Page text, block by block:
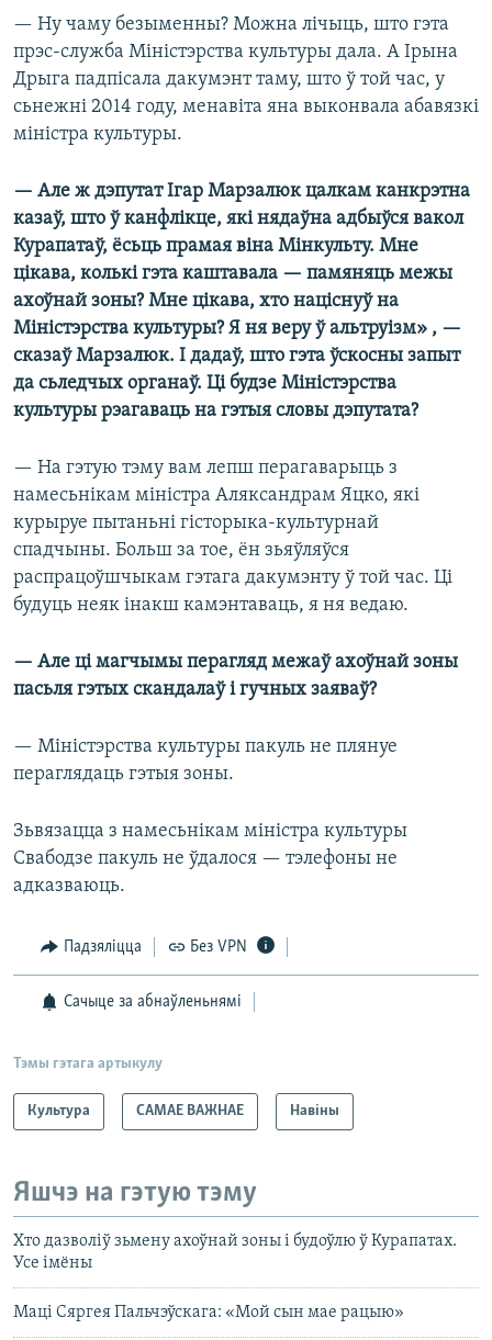
— Ну чаму безыменны? Можна лічыць, што гэта
прэс-служба Міністэрства культуры дала. А Ірына
Дрыга падпісала дакумэнт таму, што ў той час, у
сьнежні 2014 году, менавіта яна выконвала абавязкі
міністра культуры.
— Але ж дэпутат Ігар Марзалюк цалкам канкрэтна
казаў, што ў канфлікце, які нядаўна адбыўся вакол
Курапатаў, ёсьць прамая віна Мінкульту. Мне
цікава, колькі гэта каштавала — памяняць межы
ахоўнай зоны? Мне цікава, хто націснуў на
Міністэрства культуры? Я ня веру ў альтруізм» , —
сказаў Марзалюк. І дадаў, што гэта ўскосны запыт
да сьледчых органаў. Ці будзе Міністэрства
культуры рэагаваць на гэтыя словы дэпутата?
— На гэтую тэму вам лепш перагаварыць з
намесьнікам міністра Аляксандрам Яцко, які
курыруе пытаньні гісторыка-культурнай
спадчыны. Больш за тое, ён зьяўляўся
распрацоўшчыкам гэтага дакумэнту ў той час. Ці
будуць неяк інакш камэнтаваць, я ня ведаю.
— Але ці магчымы перагляд межаў ахоўнай зоны
пасьля гэтых скандалаў і гучных заяваў?
— Міністэрства культуры пакуль не плянуе
пераглядаць гэтыя зоны.
Зьвязацца з намесьнікам міністра культуры
Свабодзе пакуль не ўдалося — тэлефоны не
адказваюць.
Падзяліцца Без VPN
Сачыце за абнаўленьнямі
Тэмы гэтага артыкулу
Культура САМАЕ ВАЖНАЕ Навіны
Яшчэ на гэтую тэму
Хто дазволіў зьмену ахоўнай зоны і будоўлю ў Курапатах.
Усе імёны
Маці Сяргея Пальчэўскага: «Мой сын мае рацыю»